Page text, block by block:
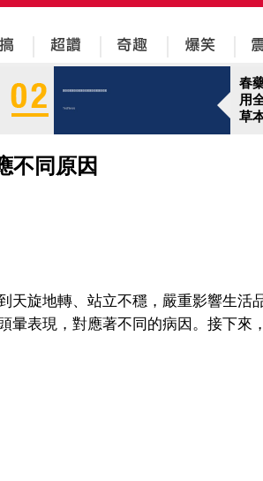
春
用
草
不同原因
天旋地轉、站立不穩，嚴重影響生活
暈表現，對應著不同的病因。接下來